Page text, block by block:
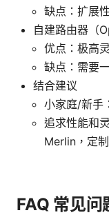
缺点：扩展
自建路由器（
优点：极高
缺点：需要
结合建议
小家庭/新手
追求性能和
Merlin，定
FAQ 常见问